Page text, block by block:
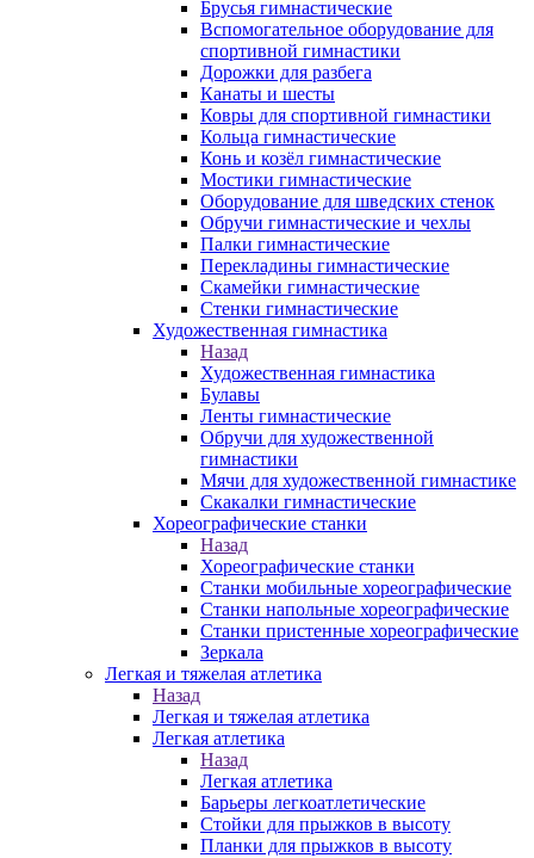
Брусья гимнастические
Вспомогательное оборудование для
спортивной гимнастики
Дорожки для разбега
Канаты и шесты
Ковры для спортивной гимнастики
Кольца гимнастические
Конь и козёл гимнастические
Мостики гимнастические
Оборудование для шведских стенок
Обручи гимнастические и чехлы
Палки гимнастические
Перекладины гимнастические
Скамейки гимнастические
Стенки гимнастические
Художественная гимнастика
Назад
Художественная гимнастика
Булавы
Ленты гимнастические
Обручи для художественной
гимнастики
Мячи для художественной гимнастике
Скакалки гимнастические
Хореографические станки
Назад
Хореографические станки
Станки мобильные хореографические
Станки напольные хореографические
Станки пристенные хореографические
Зеркала
Легкая и тяжелая атлетика
Назад
Легкая и тяжелая атлетика
Легкая атлетика
Назад
Легкая атлетика
Барьеры легкоатлетические
Стойки для прыжков в высоту
Планки для прыжков в высоту